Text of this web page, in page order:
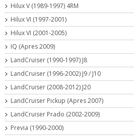
Hilux V (1989-1997) 4RM
Hilux VI (1997-2001)
Hilux VI (2001-2005)
IQ (Apres 2009)
LandCruiser (1990-1997) J8
LandCruiser (1996-2002) J9 / J10
LandCruiser (2008-2012) J20
LandCruiser Pickup (Apres 2007)
LandCruiser Prado (2002-2009)
Previa (1990-2000)